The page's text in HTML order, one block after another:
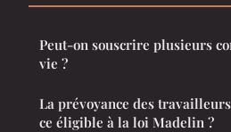
Peut-on souscrire plusieurs
vie ?
La prévoyance des
ce éligible à la loi Madelin ?